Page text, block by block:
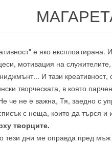
е яко експлоатирана.
мотивация на
И тази
творческата, в която
че не е важна, Тя, заедно с
с неща, които да търся
творците.
тези дни ме оправда пред